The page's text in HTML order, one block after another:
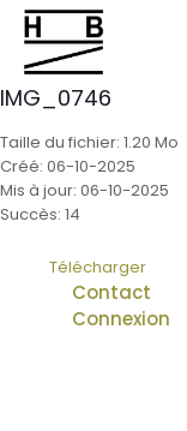
IMG_0746
Taille du fichier: 1.20 Mo
Créé: 06-10-2025
Mis à jour: 06-10-2025
Succès: 14
Télécharger
Contact
Connexion